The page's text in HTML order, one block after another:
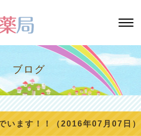
ブログ
います！！（2016年07月07日）